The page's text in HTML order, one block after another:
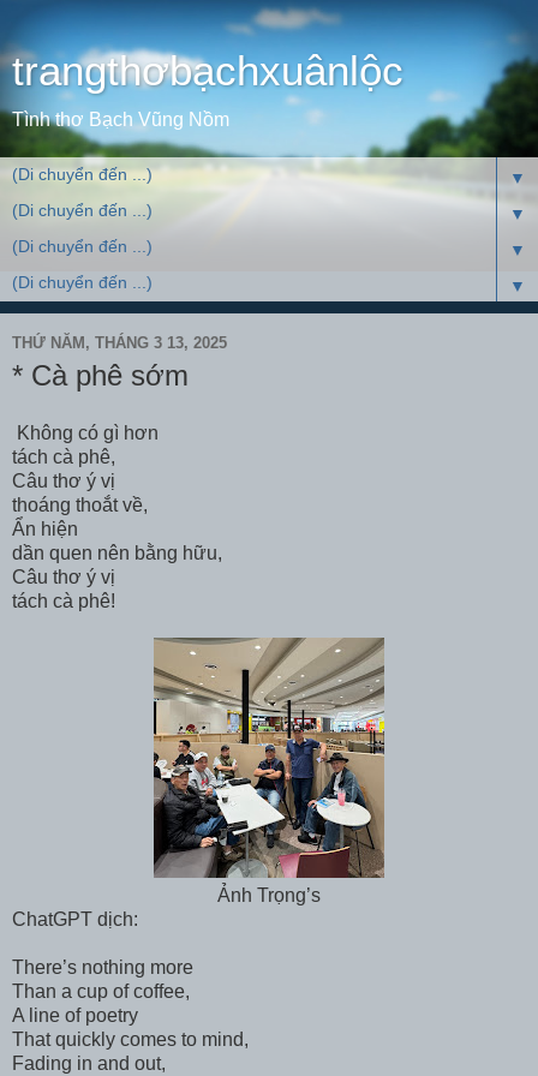
trangthơbạchxuânlộc
Tình thơ Bạch Vũng Nồm
▼
▼
▼
▼
THỨ NĂM, THÁNG 3 13, 2025
* Cà phê sớm
Không có gì hơn
tách cà phê,
Câu thơ ý vị
thoáng thoắt về,
Ẩn hiện
dần quen nên bằng hữu,
Câu thơ ý vị
tách cà phê!
Ảnh Trọng’s
ChatGPT dịch:
There’s nothing more
Than a cup of coffee,
A line of poetry
That quickly comes to mind,
Fading in and out,